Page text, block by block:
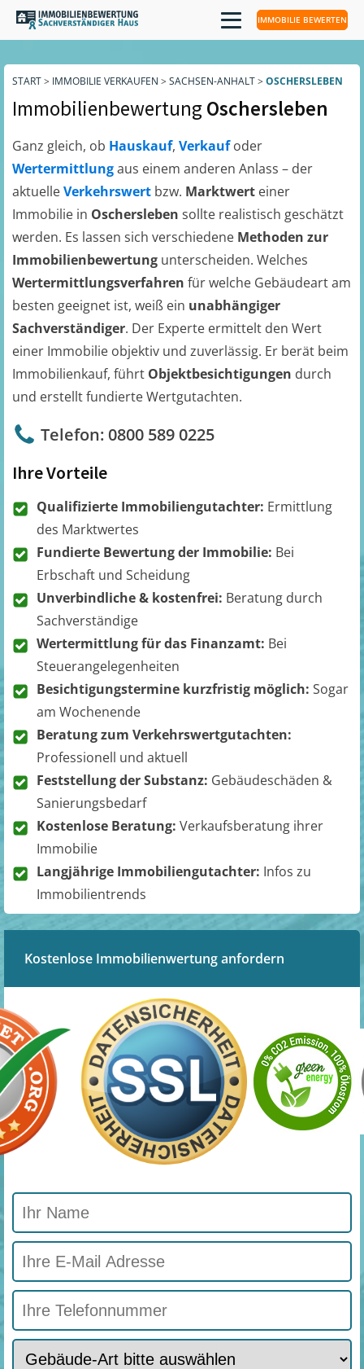
IMMOBILIE BEWERTEN
START> IMMOBILIE VERKAUFEN > SACHSEN-ANHALT> OSCHERSLEBEN
ImmobilienbewertungOschersleben
Ganz gleich, ob Hauskauf, Verkaufoder
Wertermittlungaus einem anderen Anlass – der
aktuelleVerkehrswert bzw. Marktwert einer
Immobilie in Oschersleben sollte realistisch geschätzt
werden. Es lassen sich verschiedene Methoden zur
Immobilienbewertung unterscheiden. Welches
Wertermittlungsverfahren für welche Gebäudeart am
besten geeignet ist, weiß ein unabhängiger
Sachverständiger. Der Experte ermittelt den Wert
einer Immobilie objektiv und zuverlässig. Er berät beim
Immobilienkauf, führt Objektbesichtigungen durch
und erstellt fundierte Wertgutachten.
Telefon: 0800 589 0225
Ihre Vorteile
Qualifizierte Immobiliengutachter: Ermittlung
des Marktwertes
Fundierte Bewertung der Immobilie: Bei
Erbschaft und Scheidung
Unverbindliche & kostenfrei: Beratung durch
Sachverständige
Wertermittlung für das Finanzamt: Bei
Steuerangelegenheiten
Besichtigungstermine kurzfristig möglich: Sogar
am Wochenende
Beratung zum Verkehrswertgutachten:
Professionell und aktuell
Feststellung der Substanz: Gebäudeschäden &
Sanierungsbedarf
Kostenlose Beratung: Verkaufsberatung ihrer
Immobilie
Langjährige Immobiliengutachter: Infos zu
Immobilientrends
Kostenlose Immobilienwertung anfordern